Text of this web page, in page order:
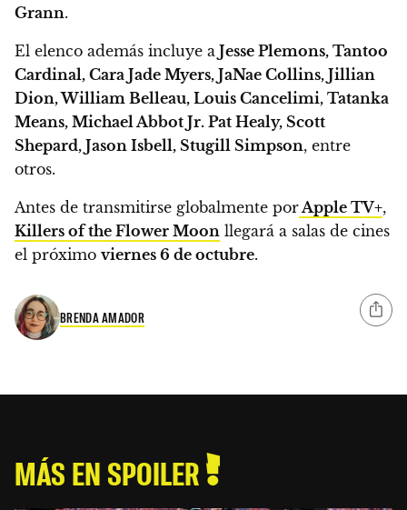
Grann.
El elenco además incluye a Jesse Plemons, Tantoo
Cardinal, Cara Jade Myers, JaNae Collins, Jillian
Dion, William Belleau, Louis Cancelimi, Tatanka
Means, Michael Abbot Jr. Pat Healy, Scott
Shepard, Jason Isbell, Stugill Simpson, entre
otros.
Antes de transmitirse globalmente porApple TV+,
Killers of the Flower Moon llegará a salas de cines
el próximo viernes 6 de octubre.
BRENDA AMADOR
MÁS EN SPOILER